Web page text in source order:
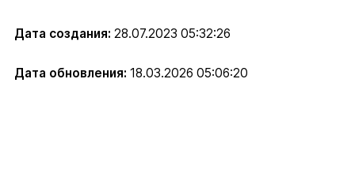
Дата создания: 28.07.2023 05:32:26
Дата обновления: 18.03.2026 05:06:20